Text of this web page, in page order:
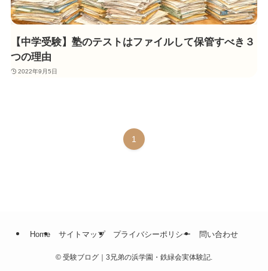
【中学受験】塾のテストはファイルして保管すべき３
つの理由
2022年9月5日
1
Home サイトマップ プライバシーポリシー 問い合わせ
© 受験ブログ｜3兄弟の浜学園・鉄緑会実体験記.